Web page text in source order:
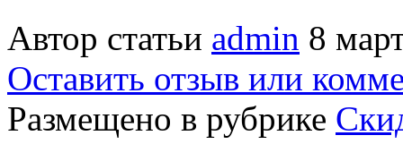
Автор статьи admin 8
Оставить отзыв или
Размещено в рубрике